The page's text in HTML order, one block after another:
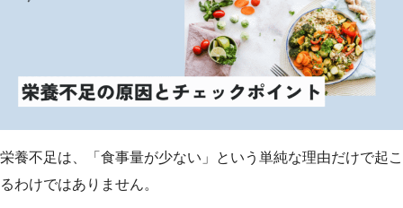
栄養不足は、「食事量が少ない」という単純な理由だけで起こ
るわけではありません。